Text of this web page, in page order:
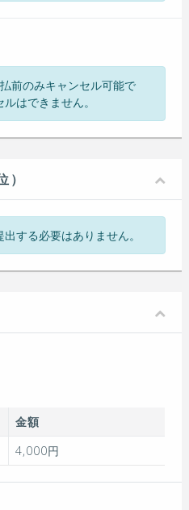
前のみキャンセル可能で
はできません。
する必要はありません。
金額
4,000円